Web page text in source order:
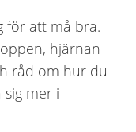
för att må bra.
hjärnan
råd om hur du
mer i